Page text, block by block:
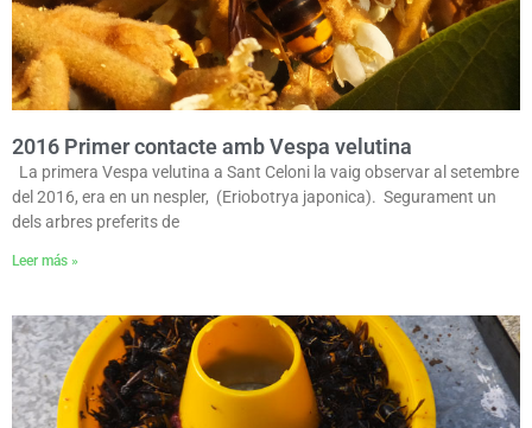
2016 Primer contacte amb Vespa velutina
La primera Vespa velutina a Sant Celoni la vaig observar al setembre
del 2016, era en un nespler, (Eriobotrya japonica). Segurament un
dels arbres preferits de
Leer más »